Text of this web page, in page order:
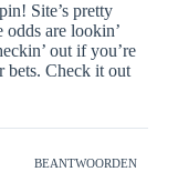
Site’s pretty
odds are lookin’
out if you’re
bets. Check it out
BEANTWOORDEN